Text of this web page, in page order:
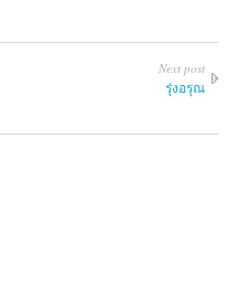
Next post
รุ่งอรุณ